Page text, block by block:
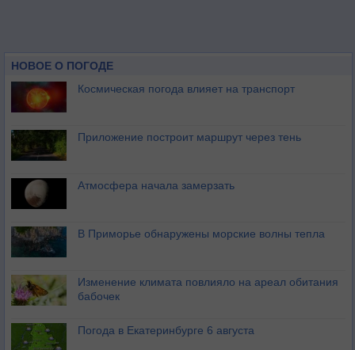
НОВОЕ О ПОГОДЕ
Космическая погода влияет на транспорт
Приложение построит маршрут через тень
Атмосфера начала замерзать
В Приморье обнаружены морские волны тепла
Изменение климата повлияло на ареал обитания
бабочек
Погода в Екатеринбурге 6 августа